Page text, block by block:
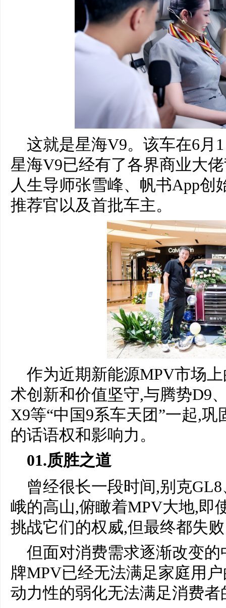
这就是星海V9。该车在6月
星海V9已经有了各界商业大
人生导师张雪峰、帆书App创
推荐官以及首批车主。
作为近期新能源MPV市场
术创新和价值坚守,与腾势D9
X9等“中国9系车天团”一起,
的话语权和影响力。
01.质胜之道
曾经很长一段时间,别克
峨的高山,俯瞰着MPV大地,即
挑战它们的权威,但最终都失
但面对消费需求逐渐改变
牌MPV已经无法满足家庭用
动力性的弱化无法满足消费者